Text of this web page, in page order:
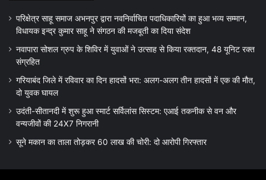
परिक्षेत्र साहू समाज अभनपुर द्वारा नवनिर्वाचित पदाधिकारियों का हुआ भव्य सम्मान,
विधायक इन्द्र कुमार साहू ने संगठन की मजबूती का दिया संदेश
नवापारा सोशल ग्रुप के शिविर में युवाओं ने उत्साह से किया रक्तदान, 48 यूनिट रक्त
संग्रहित
गरियाबंद जिले में रविवार का दिन हादसों भरा: अलग-अलग तीन हादसों में एक की मौत,
दो युवक घायल
उदंती-सीतानदी में शुरू हुआ स्मार्ट सर्विलांस सिस्टम: एआई तकनीक से वन और
वन्यजीवों की 24X7 निगरानी
सूने मकान का ताला तोड़कर 60 लाख की चोरी: दो आरोपी गिरफ्तार